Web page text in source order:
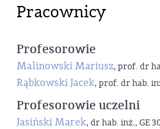
Pracownicy
Profesorowie
Malinowski Mariusz, prof. dr
Rąbkowski Jacek, prof. dr hab.
Profesorowie uczelni
Jasiński Marek, dr hab. inż., GE